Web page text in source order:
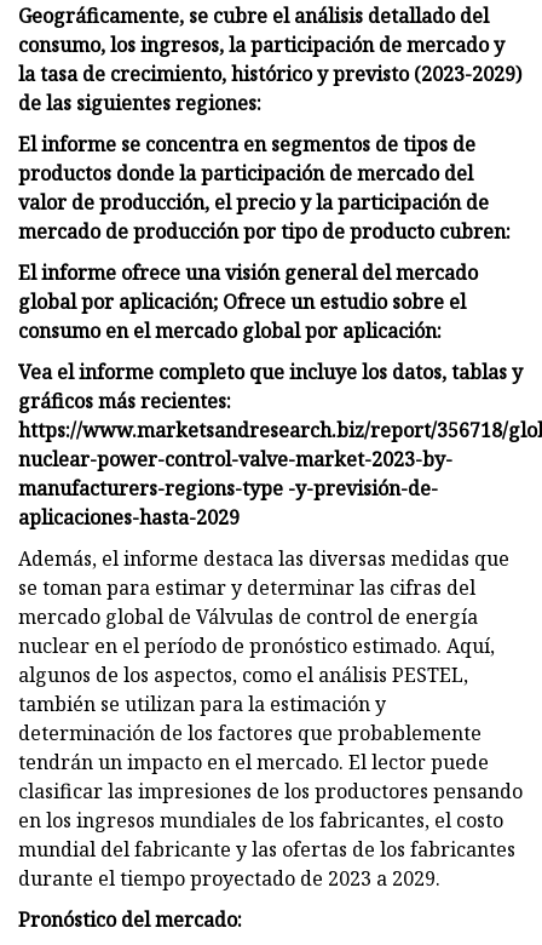
Geográficamente, se cubre el análisis detallado del
consumo, los ingresos, la participación de mercado y
la tasa de crecimiento, histórico y previsto (2023-2029)
de las siguientes regiones:
El informe se concentra en segmentos de tipos de
productos donde la participación de mercado del
valor de producción, el precio y la participación de
mercado de producción por tipo de producto cubren:
El informe ofrece una visión general del mercado
global por aplicación; Ofrece un estudio sobre el
consumo en el mercado global por aplicación:
Vea el informe completo que incluye los datos, tablas y
gráficos más recientes:
https://www.marketsandresearch.biz/report/356718/
nuclear-power-control-valve-market-2023-by-
manufacturers-regions-type -y-previsión-de-
aplicaciones-hasta-2029
Además, el informe destaca las diversas medidas que
se toman para estimar y determinar las cifras del
mercado global de Válvulas de control de energía
nuclear en el período de pronóstico estimado. Aquí,
algunos de los aspectos, como el análisis PESTEL,
también se utilizan para la estimación y
determinación de los factores que probablemente
tendrán un impacto en el mercado. El lector puede
clasificar las impresiones de los productores pensando
en los ingresos mundiales de los fabricantes, el costo
mundial del fabricante y las ofertas de los fabricantes
durante el tiempo proyectado de 2023 a 2029.
Pronóstico del mercado: